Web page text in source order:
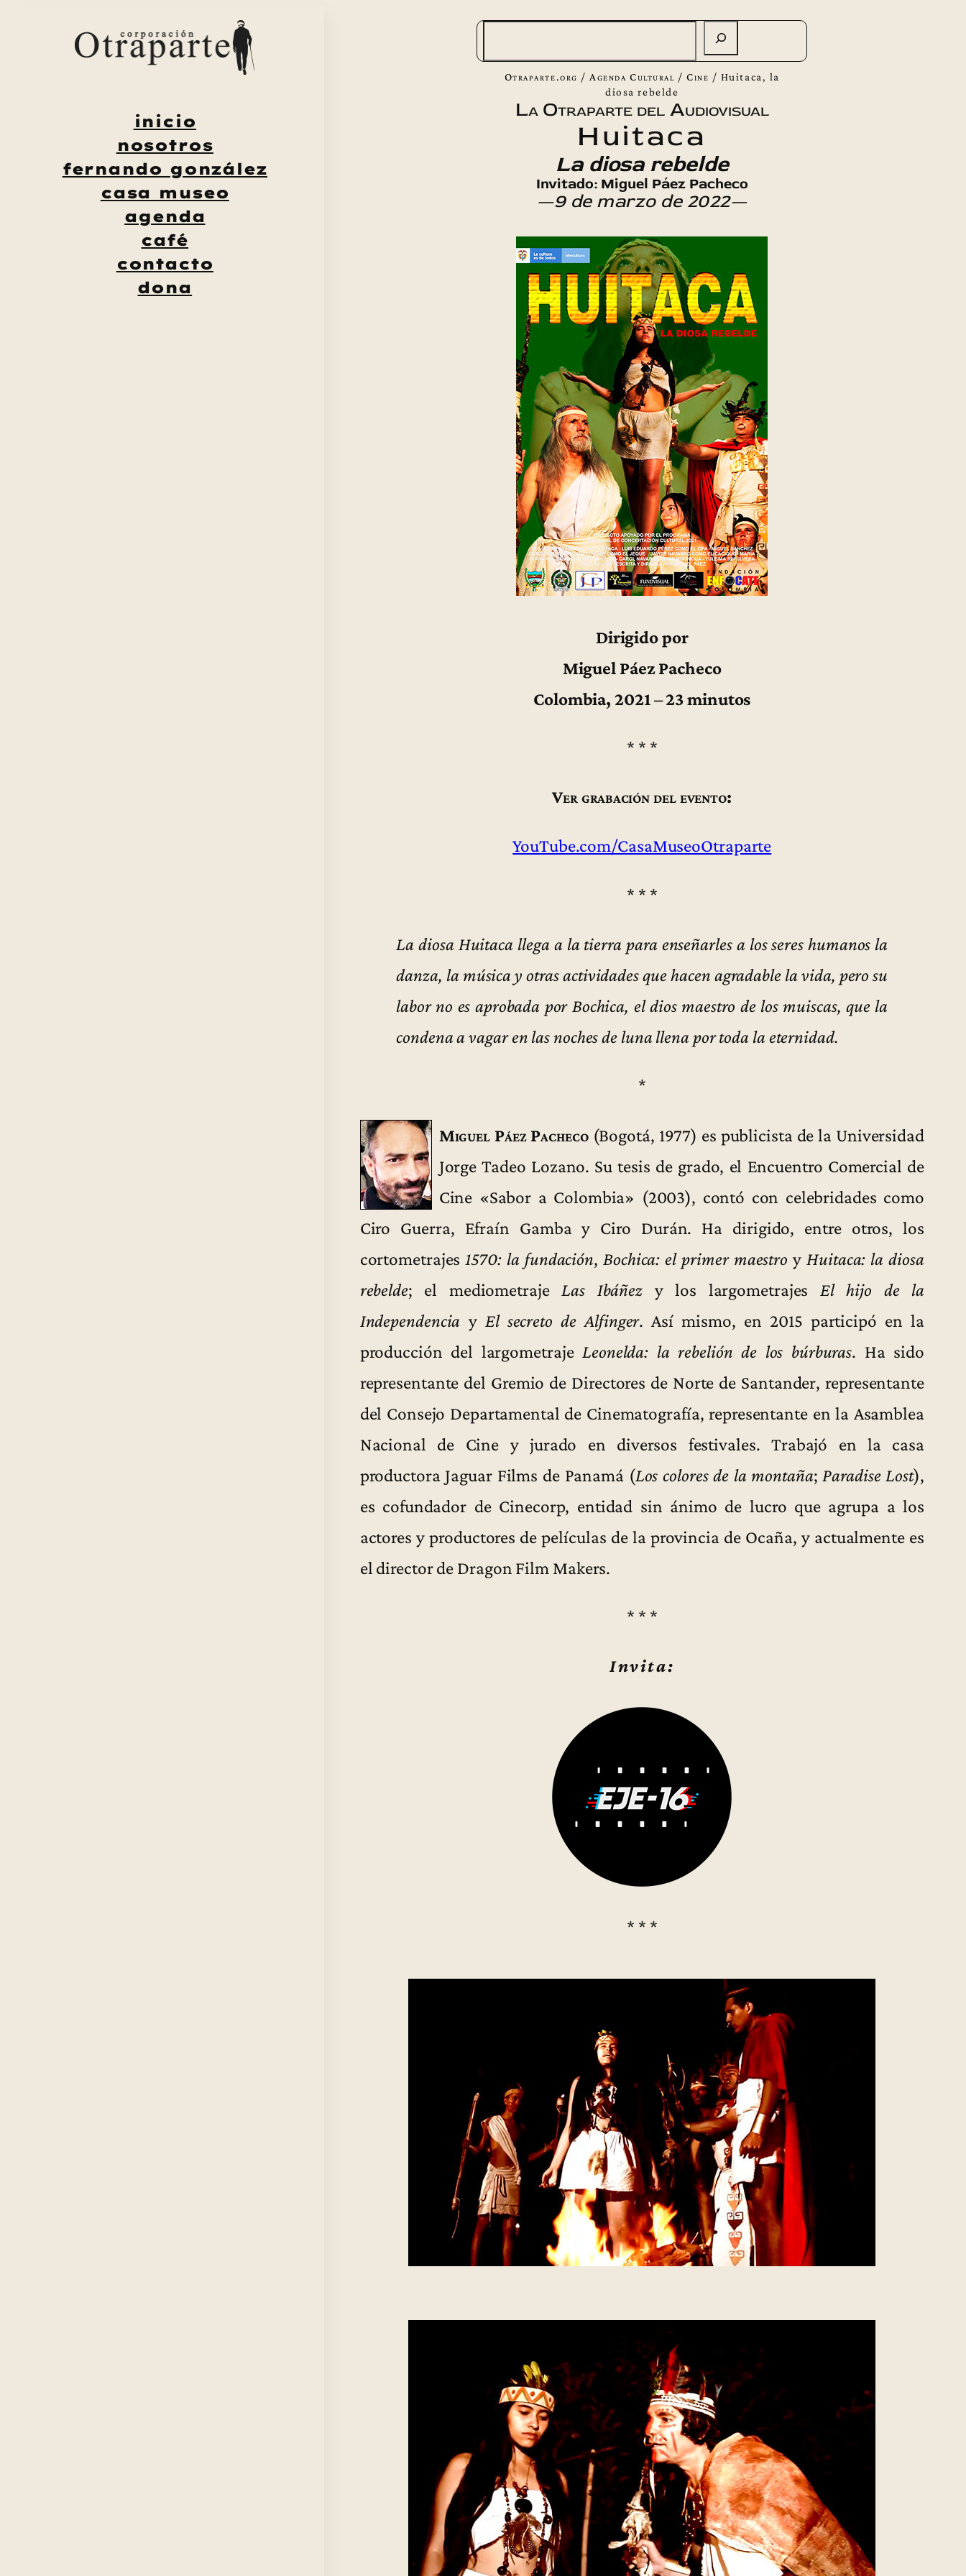
inicio
nosotros
fernando gonzález
casa museo
agenda
café
contacto
dona
Otraparte.org / Agenda Cultural /Cine / Huitaca, la
diosa rebelde
La Otraparte del Audiovisual
Huitaca
La diosa rebelde
Invitado: Miguel Páez Pacheco
—9 de marzo de 2022—
Dirigido por
Miguel Páez Pacheco
Colombia, 2021 – 23 minutos
* * *
Ver grabación del evento:
YouTube.com/CasaMuseoOtraparte
* * *
La diosa Huitaca llega a la tierra para enseñarles a los seres humanos la
danza, la música y otras actividades que hacen agradable la vida, pero su
labor no es aprobada por Bochica, el dios maestro de los muiscas, que la
condena a vagar en las noches de luna llena por toda la eternidad.
*
Miguel Páez Pacheco(Bogotá, 1977) es publicista de la Universidad
Jorge Tadeo Lozano. Su tesis de grado, el Encuentro Comercial de
Cine «Sabor a Colombia» (2003), contó con celebridades como
Ciro Guerra, Efraín Gamba y Ciro Durán. Ha dirigido, entre otros, los
cortometrajes 1570: la fundación, Bochica: el primer maestro y Huitaca: la diosa
rebelde; el mediometraje Las Ibáñez y los largometrajes El hijo de la
Independencia y El secreto de Alfinger. Así mismo, en 2015 participó en la
producción del largometraje Leonelda: la rebelión de los búrburas. Ha sido
representante del Gremio de Directores de Norte de Santander, representante
del Consejo Departamental de Cinematografía, representante en la Asamblea
Nacional de Cine y jurado en diversos festivales. Trabajó en la casa
productora Jaguar Films de Panamá (Los colores de la montaña; Paradise Lost),
es cofundador de Cinecorp, entidad sin ánimo de lucro que agrupa a los
actores y productores de películas de la provincia de Ocaña, y actualmente es
el director de Dragon Film Makers.
* * *
Invita:
* * *